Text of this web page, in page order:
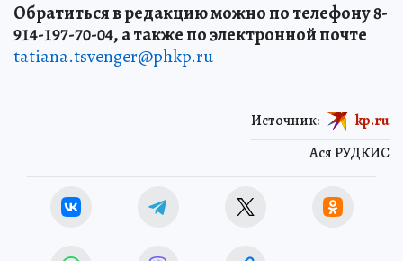
Обратиться в редакцию можно по телефону 8-
914-197-70-04, а также по электронной почте
tatiana.tsvenger@phkp.ru
Ася РУДКИС
Источник: kp.ru